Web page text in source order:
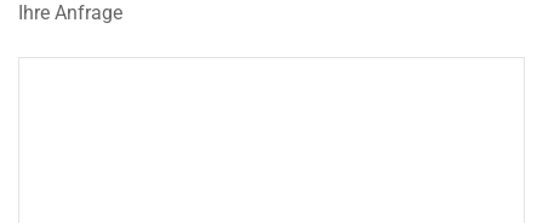
Ihre Anfrage